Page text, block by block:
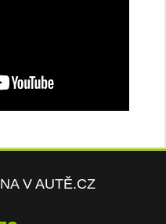
V AUTĚ.CZ